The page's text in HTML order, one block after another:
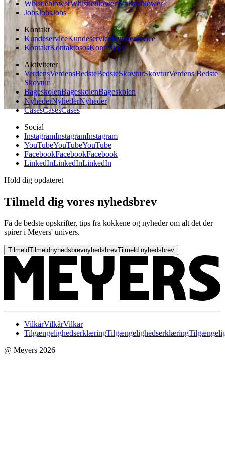
WhistleblowerWhistleblowerWhistleblower
JobsJobsJobs
Kontakt
KundeserviceKundeserviceKundeservice
KontaktKontaktososKontakt os
Aktiviteter
VerdensVerdensBedsteBedsteSkovturSkovturVerdens Bedste
Skovtur
BageskolenBageskolenBageskolen
NyhederNyhederNyheder
CasesCasesCases
Social
InstagramInstagramInstagram
YouTubeYouTubeYouTube
FacebookFacebookFacebook
LinkedInLinkedInLinkedIn
Hold dig opdateret
Tilmeld dig vores nyhedsbrev
Få de bedste opskrifter, tips fra kokkene og nyheder om alt det der
spirer i Meyers' univers.
TilmeldTilmeldnyhedsbrevnyhedsbrevTilmeld nyhedsbrev
VilkårVilkårVilkår
TilgængelighedserklæringTilgængelighedserklæring
@ Meyers 2026